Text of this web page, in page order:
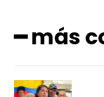
━ más